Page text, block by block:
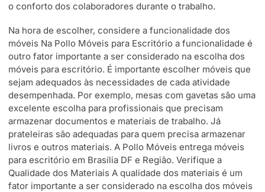
o conforto dos colaboradores durante o trabalho.
Na hora de escolher, considere a funcionalidade dos
móveis Na Pollo Móveis para Escritório a funcionalidade é
outro fator importante a ser considerado na escolha dos
móveis para escritório. É importante escolher móveis que
sejam adequados às necessidades de cada atividade
desempenhada. Por exemplo, mesas com gavetas são uma
excelente escolha para profissionais que precisam
armazenar documentos e materiais de trabalho. Já
prateleiras são adequadas para quem precisa armazenar
livros e outros materiais. A Pollo Móveis entrega móveis
para escritório em Brasília DF e Região. Verifique a
Qualidade dos Materiais A qualidade dos materiais é um
fator importante a ser considerado na escolha dos móveis